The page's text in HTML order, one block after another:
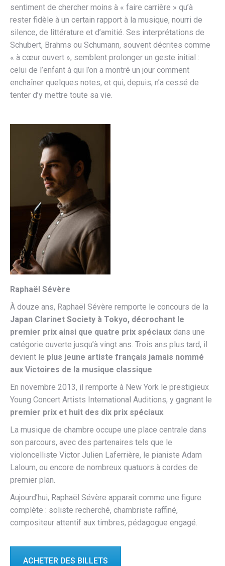
sentiment de chercher moins à « faire carrière » qu’à
rester fidèle à un certain rapport à la musique, nourri de
silence, de littérature et d’amitié. Ses interprétations de
Schubert, Brahms ou Schumann, souvent décrites comme
« à cœur ouvert », semblent prolonger un geste initial :
celui de l’enfant à qui l’on a montré un jour comment
enchaîner quelques notes, et qui, depuis, n’a cessé de
tenter d’y mettre toute sa vie.
Raphaël Sévère
À douze ans, Raphaël Sévère remporte le concours de la
Japan Clarinet Society à Tokyo, décrochant le
premier prix ainsi que quatre prix spéciaux dans une
catégorie ouverte jusqu’à vingt ans. Trois ans plus tard, il
devient le plus jeune artiste français jamais nommé
aux Victoires de la musique classique
En novembre 2013, il remporte à New York le prestigieux
Young Concert Artists International Auditions, y gagnant le
premier prix et huit des dix prix spéciaux.
La musique de chambre occupe une place centrale dans
son parcours, avec des partenaires tels que le
violoncelliste Victor Julien Laferrière, le pianiste Adam
Laloum, ou encore de nombreux quatuors à cordes de
premier plan.
Aujourd’hui, Raphaël Sévère apparaît comme une figure
complète : soliste recherché, chambriste raffiné,
compositeur attentif aux timbres, pédagogue engagé.
ACHETER DES BILLETS